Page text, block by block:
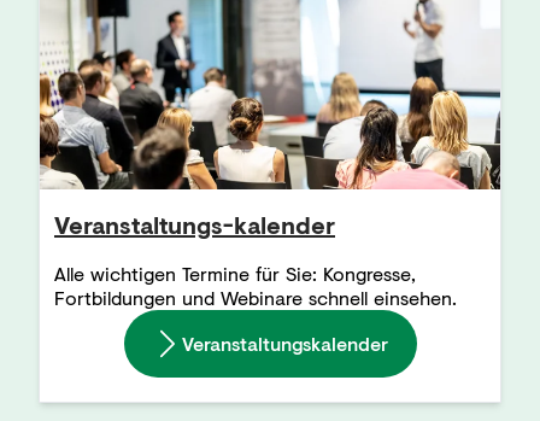
Veranstaltungs-kalender
Alle wichtigen Termine für Sie: Kongresse,
Fortbildungen und Webinare schnell einsehen.
Veranstaltungskalender